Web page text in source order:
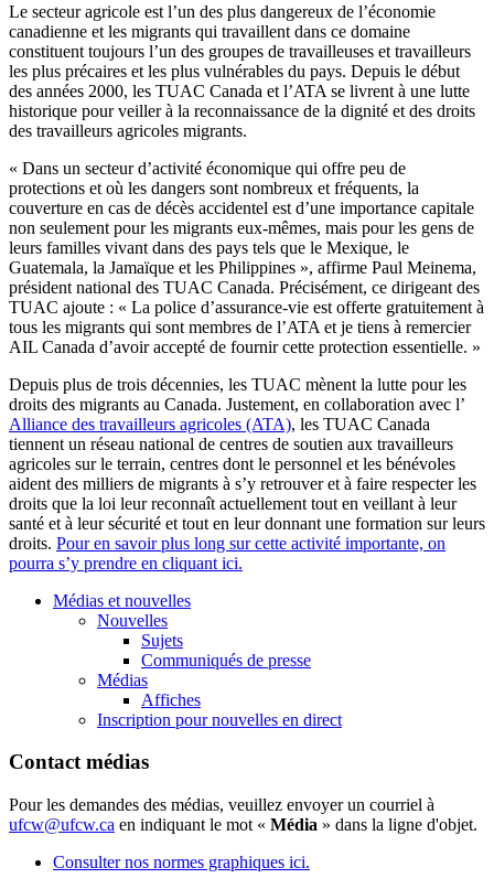
Le secteur agricole est l’un des plus dangereux de l’économie
canadienne et les migrants qui travaillent dans ce domaine
constituent toujours l’un des groupes de travailleuses et travailleurs
les plus précaires et les plus vulnérables du pays. Depuis le début
des années 2000, les TUAC Canada et l’ATA se livrent à une lutte
historique pour veiller à la reconnaissance de la dignité et des droits
des travailleurs agricoles migrants.
« Dans un secteur d’activité économique qui offre peu de
protections et où les dangers sont nombreux et fréquents, la
couverture en cas de décès accidentel est d’une importance capitale
non seulement pour les migrants eux-mêmes, mais pour les gens de
leurs familles vivant dans des pays tels que le Mexique, le
Guatemala, la Jamaïque et les Philippines », affirme Paul Meinema,
président national des TUAC Canada. Précisément, ce dirigeant des
TUAC ajoute : « La police d’assurance-vie est offerte gratuitement à
tous les migrants qui sont membres de l’ATA et je tiens à remercier
AIL Canada d’avoir accepté de fournir cette protection essentielle. »
Depuis plus de trois décennies, les TUAC mènent la lutte pour les
droits des migrants au Canada. Justement, en collaboration avec l’
Alliance des travailleurs agricoles (ATA), les TUAC Canada
tiennent un réseau national de centres de soutien aux travailleurs
agricoles sur le terrain, centres dont le personnel et les bénévoles
aident des milliers de migrants à s’y retrouver et à faire respecter les
droits que la loi leur reconnaît actuellement tout en veillant à leur
santé et à leur sécurité et tout en leur donnant une formation sur leurs
droits. Pour en savoir plus long sur cette activité importante, on
pourra s’y prendre en cliquant ici.
Médias et nouvelles
Nouvelles
Sujets
Communiqués de presse
Médias
Affiches
Inscription pour nouvelles en direct
Contact médias
Pour les demandes des médias, veuillez envoyer un courriel à
ufcw@ufcw.ca en indiquant le mot « Média » dans la ligne d'objet.
Consulter nos normes graphiques ici.